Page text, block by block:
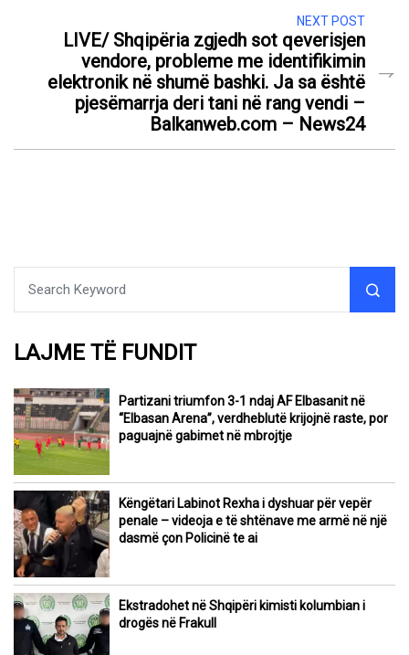
NEXT POST
LIVE/ Shqipëria zgjedh sot qeverisjen
vendore, probleme me identifikimin
elektronik në shumë bashki. Ja sa është
pjesëmarrja deri tani në rang vendi –
Balkanweb.com – News24
LAJME TË FUNDIT
Partizani triumfon 3-1 ndaj AF Elbasanit në
“Elbasan Arena”, verdheblutë krijojnë raste, por
paguajnë gabimet në mbrojtje
Këngëtari Labinot Rexha i dyshuar për vepër
penale – videoja e të shtënave me armë në një
dasmë çon Policinë te ai
Ekstradohet në Shqipëri kimisti kolumbian i
drogës në Frakull